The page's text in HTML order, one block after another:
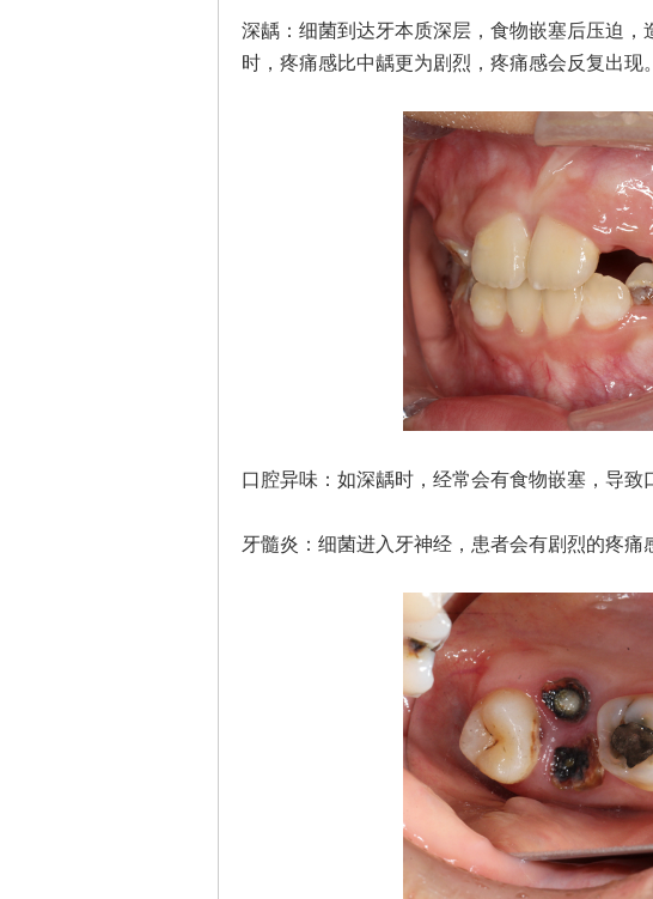
深龋：细菌到达牙本质深层，食物嵌塞后压迫
时，疼痛感比中龋更为剧烈，疼痛感会反复出现。
口腔异味：如深龋时，经常会有食物嵌塞，导致
牙髓炎：细菌进入牙神经，患者会有剧烈的疼痛